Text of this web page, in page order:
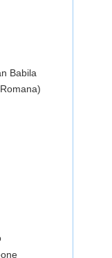
Babila